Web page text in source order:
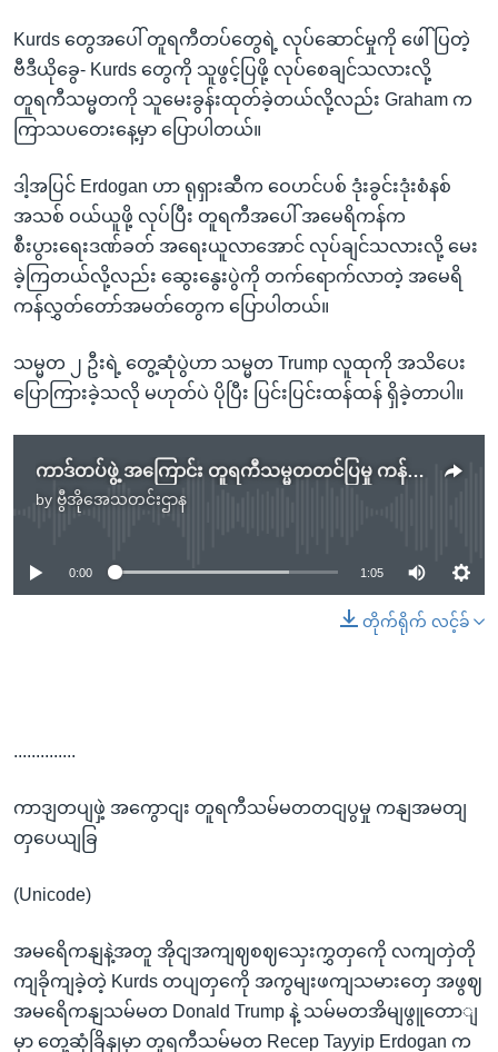
Kurds တွေအပေါ် တူရကီတပ်တွေရဲ့ လုပ်ဆောင်မှုကို ဖေါ်ပြတဲ့
ဗီဒီယိုခွေ- Kurds တွေကို သူဖွင့်ပြဖို့ လုပ်စေချင်သလားလို့
တူရကီသမ္မတကို သူမေးခွန်းထုတ်ခဲ့တယ်လို့လည်း Graham က
ကြာသပတေးနေ့မှာ ပြောပါတယ်။
ဒါ့အပြင် Erdogan ဟာ ရုရှားဆီက ဝေဟင်ပစ် ဒုံးခွင်းဒုံးစံနစ်
အသစ် ဝယ်ယူဖို့ လုပ်ပြီး တူရကီအပေါ် အမေရိကန်က
စီးပွားရေးဒဏ်ခတ် အရေးယူလာအောင် လုပ်ချင်သလားလို့ မေး
ခဲ့ကြတယ်လို့လည်း ဆွေးနွေးပွဲကို တက်ရောက်လာတဲ့ အမေရိ
ကန်လွှတ်တော်အမတ်တွေက ပြောပါတယ်။
သမ္မတ ၂ ဦးရဲ့ တွေ့ဆုံပွဲဟာ သမ္မတ Trump လူထုကို အသိပေး
ပြောကြားခဲ့သလို မဟုတ်ပဲ ပိုပြီး ပြင်းပြင်းထန်ထန် ရှိခဲ့တာပါ။
ကာဒ်တပ်ဖွဲ့ အကြောင်း တူရကီသမ္မတတင်ပြမှု ကန်အမတ်တွေပယ်ချ
by ဗွီအိုအေသတင်းဌာန
No media source currently available
0:00 1:05
တိုက်ရိုက် လင့်ခ်
..............
ကာဒျတပျဖှဲ့ အကွောငျး တူရကီသမ်မတတငျပွမှု ကနျအမတျ
တှပေယျခြ
(Unicode)
အမရေိကနျနဲ့အတူ အိုငျအကျဈစဈသှေးကွှတှကေို လကျတှဲတို
ကျခိုကျခဲ့တဲ့ Kurds တပျတှကေို အကွမျးဖကျသမားတှေ အဖွဈ
အမရေိကနျသမ်မတ Donald Trump နဲ့ သမ်မတအိမျဖွူတောျ
မှာ တှေ့ဆုံခြိနျမှာ တူရကီသမ်မတ Recep Tayyip Erdogan က